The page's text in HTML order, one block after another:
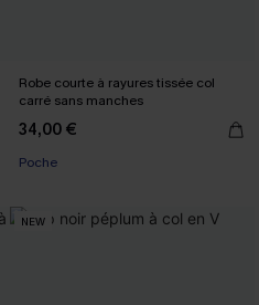
Robe courte à rayures tissée col
carré sans manches
34,00 €
Poche
NEW